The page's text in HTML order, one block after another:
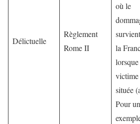
Délictuelle
Règlement
Rome II
où le
la
victime
située
Pour un